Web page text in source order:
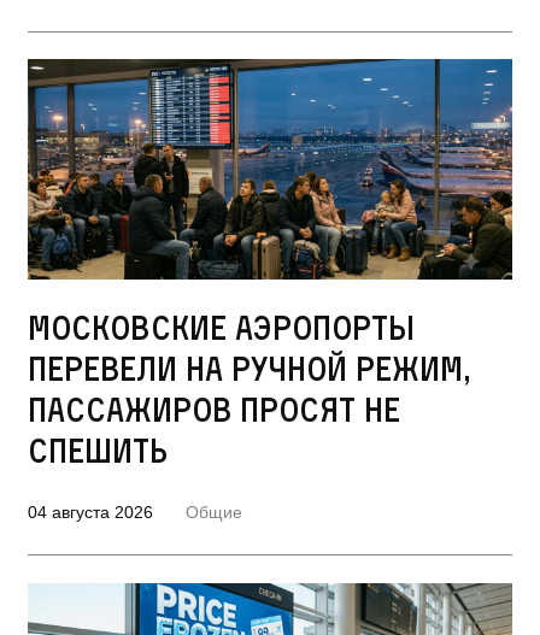
Московские аэропорты
перевели на ручной режим,
пассажиров просят не
спешить
04 августа 2026 Общие